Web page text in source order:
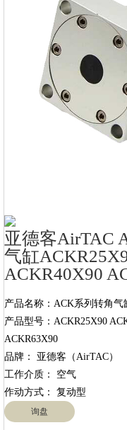
亚德客AirTAC
气缸
ACKR40X90
产品名称：ACK系列转角气
产品型号：ACKR25X90
ACKR63X90
品牌： 亚德客（AirTAC）
工作介质： 空气
询盘